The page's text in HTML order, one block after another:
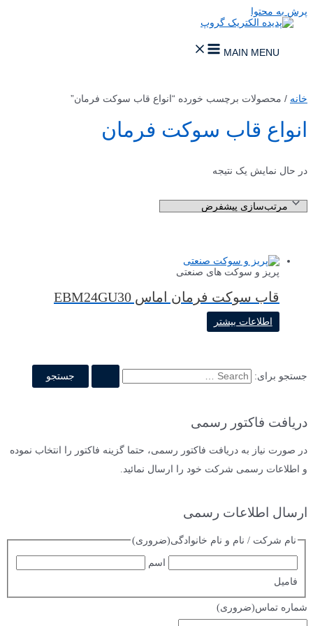
پرش به محتوا
MAIN MENU
جستجو برای:
دریافت فاکتور رسمی
در صورت نیاز به دریافت فاکتور رسمی، حتما گزینه فاکتور را انتخاب نموده
و اطلاعات رسمی شرکت خود را ارسال نمائید.
ارسال اطلاعات رسمی
نام شرکت / نام و نام خانوادگی(ضروری)
اسم
فامیل
شماره تماس(ضروری)
خانه / محصولات برچسب خورده “انواع قاب سوکت فرمان”
انواع قاب سوکت فرمان
در حال نمایش یک نتیجه
پریز و سوکت های صنعتی
قاب سوکت فرمان اماس EBM24GU30
اطلاعات بیشتر